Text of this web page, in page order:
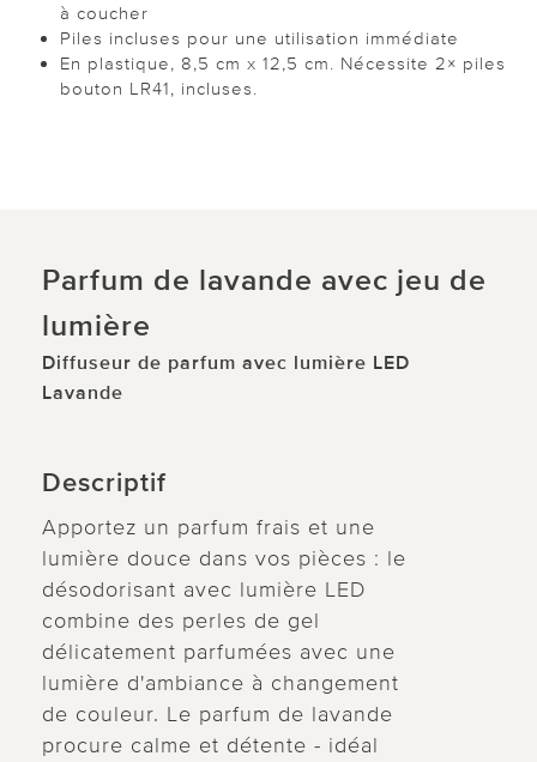
à coucher
Piles incluses pour une utilisation immédiate
En plastique, 8,5 cm x 12,5 cm. Nécessite 2× piles
bouton LR41, incluses.
Parfum de lavande avec jeu de
lumière
Diffuseur de parfum avec lumière LED
Lavande
Descriptif
Apportez un parfum frais et une
lumière douce dans vos pièces : le
désodorisant avec lumière LED
combine des perles de gel
délicatement parfumées avec une
lumière d'ambiance à changement
de couleur. Le parfum de lavande
procure calme et détente - idéal